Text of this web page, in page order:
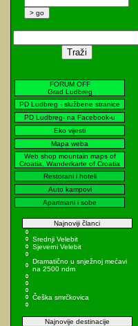
FORUM OFF
Grad Ludbreg
PD Ludbreg - službene stranice
PD Ludbreg- na Facebook-u
Eko vijesti
Mapa weba
Web shop mountain maps of
Croatia, Wanderkarte of Croatia
Restorani i hoteli
Auto kampovi
Apartmani i sobe
Najnoviji članci
Srednji Velebit
Sjeverni Velebit
Dramatično u snježnoj mećavi
na 2500 ndm
Češka smrčkovica
Najnovije destinacije